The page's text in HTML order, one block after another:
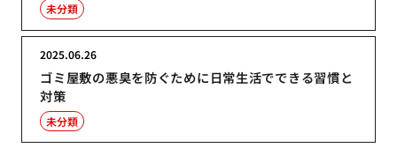
未分類
ゴミ屋敷の悪臭を防ぐために日常生活でできる習慣と
対策
2025.06.26
未分類